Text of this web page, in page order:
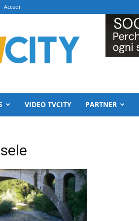
Accedi
VIDEO TVCITY PARTNER